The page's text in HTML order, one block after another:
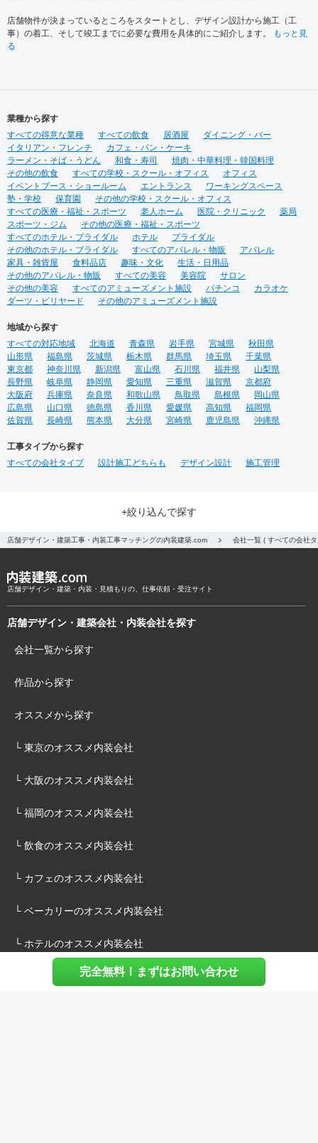
店舗物件が決まっているところをスタートとし、デザイン設計から施工（工
事）の着工、そして竣工までに必要な費用を具体的にご紹介します。
もっと見
る
完全無料！まずはお問い合わせ
業種から探す
すべての得意な業種
すべての飲食 居酒屋
ダイニング・バー
イタリアン・フレンチ
カフェ・パン・ケーキ
ラーメン・そば・うどん
和食・寿司
焼肉・中華料理・韓国料理
その他の飲食
すべての学校・スクール・オフィス
オフィス
イベントブース・ショールーム
エントランス
ワーキングスペース
塾・学校
保育園
その他の学校・スクール・オフィス
すべての医療・福祉・スポーツ
老人ホーム 医院・クリニック
薬局
スポーツ・ジム
その他の医療・福祉・スポーツ
すべてのホテル・ブライダル
ホテル
ブライダル
その他のホテル・ブライダル
すべてのアパレル・物販
アパレル
家具・雑貨屋
食料品店 趣味・文化
生活・日用品
その他のアパレル・物販
すべての美容 美容院
サロン
その他の美容
すべてのアミューズメント施設 パチンコ
カラオケ
ダーツ・ビリヤード
その他のアミューズメント施設
地域から探す
すべての対応地域
北海道 青森県 岩手県 宮城県
秋田県
山形県
福島県 茨城県 栃木県 群馬県 埼玉県
千葉県
東京都
神奈川県 新潟県 富山県 石川県 福井県
山梨県
長野県
岐阜県 静岡県 愛知県 三重県 滋賀県
京都府
大阪府
兵庫県 奈良県 和歌山県 鳥取県 島根県
岡山県
広島県
山口県 徳島県 香川県 愛媛県 高知県
福岡県
佐賀県
長崎県 熊本県 大分県 宮崎県 鹿児島県 沖縄県
工事タイプから探す
すべての会社タイプ
設計施工どちらも デザイン設計 施工管理
+絞り込んで探す
店舗デザイン・建築工事・内装工事マッチングの内装建築.com 会社一覧 ( すべての会社
店舗デザイン・建築・内装・見積もりの、仕事依頼・受注サイト
店舗デザイン・建築会社・内装会社を探す
会社一覧から探す
作品から探す
オススメから探す
└ 東京のオススメ内装会社
└ 大阪のオススメ内装会社
└ 福岡のオススメ内装会社
└ 飲食のオススメ内装会社
└ カフェのオススメ内装会社
└ ベーカリーのオススメ内装会社
└ ホテルのオススメ内装会社